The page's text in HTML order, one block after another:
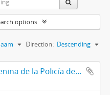
options
Direction: Descending
Argentina. Brigada Femenina de la Policía de la Provincia de Buenos Aires